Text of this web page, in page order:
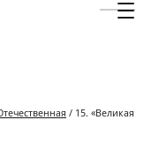
/ 15. «Великая